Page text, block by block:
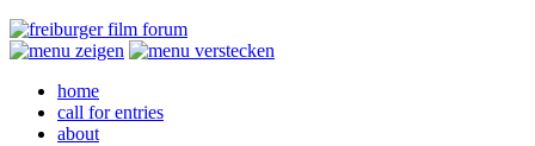
home
call for entries
about